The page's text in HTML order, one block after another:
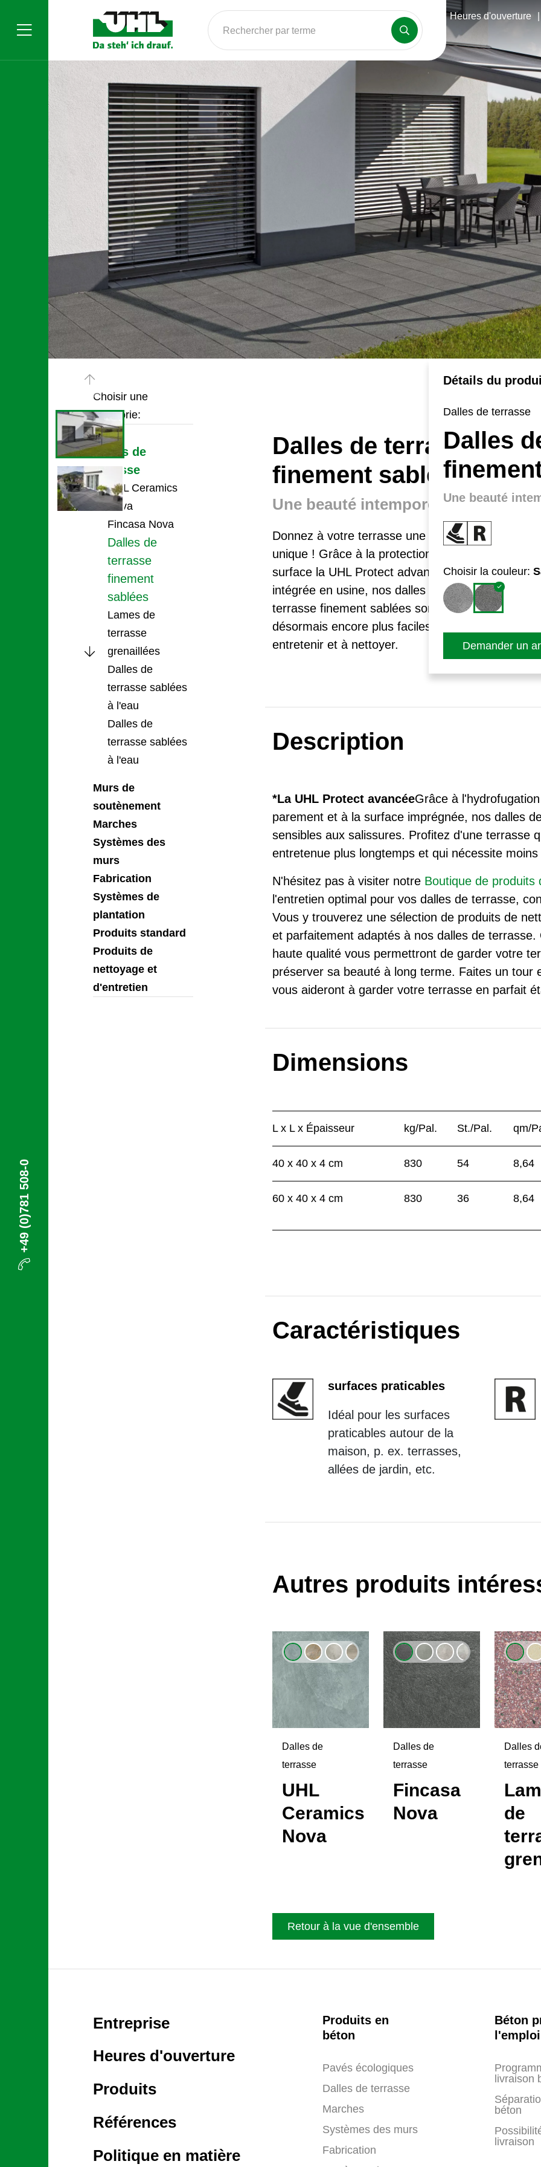
+49 (0)781 508-0
Rechercher par terme Heures d'ouverture
Détails du
Dalles de terrasse
Dalles
Une beauté
Choisir la couleur:
Demander un
Choisir une
catégorie:
Pavés
Dalles de
terrasse
UHL Ceramics
Nova
Fincasa Nova
Dalles de
terrasse
finement
sablées
Lames de
terrasse
grenaillées
Dalles de
terrasse sablées
à l'eau
Dalles de
terrasse sablées
à l'eau
Murs de
soutènement
Marches
Systèmes des
murs
Fabrication
Systèmes de
plantation
Produits standard
Produits de
nettoyage et
d'entretien
Dalles de terrasse
finement sablées
Une beauté intemporelle.
Donnez à votre terrasse une touche
unique ! Grâce à la protection de
surface la UHL Protect advanced*
intégrée en usine, nos dalles de
terrasse finement sablées sont
désormais encore plus faciles à
entretenir et à nettoyer.
2
Description
*La UHL Protect avancéeGrâce à
parement et à la surface imprégnée, nos dalles
sensibles aux salissures. Profitez d'une terrasse
entretenue plus longtemps et qui nécessite
N'hésitez pas à visiter notre Boutique de produits
l'entretien optimal pour vos dalles de terrasse,
Vous y trouverez une sélection de produits de
et parfaitement adaptés à nos dalles de
haute qualité vous permettront de garder votre
préserver sa beauté à long terme. Faites un tour
vous aideront à garder votre terrasse en parfait
Dimensions
L x L x Épaisseur kg/Pal. St./Pal. qm/
40 x 40 x 4 cm 830 54 8,64
60 x 40 x 4 cm 830 36 8,64
Caractéristiques
surfaces praticables
Idéal pour les surfaces
praticables autour de la
maison, p. ex. terrasses,
allées de jardin, etc.
Autres produits
Dalles de
terrasse
UHL
Ceramics
Nova
Dalles de
terrasse
Fincasa
Nova
Dalles
terrasse
de
Retour à la vue d'ensemble
Entreprise
Heures d'ouverture
Produits
Références
Politique en matière
Produits en
béton
Pavés écologiques
Dalles de terrasse
Marches
Systèmes des murs
Fabrication
Béton
l'emploi
livraison
béton
livraison